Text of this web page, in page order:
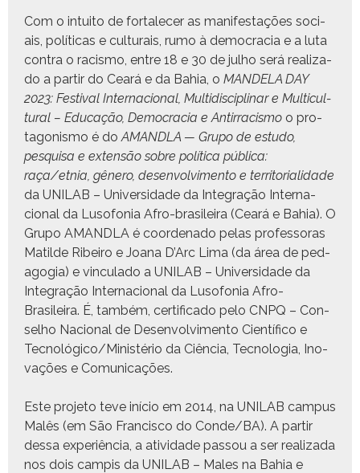
Com o intu­ito de for­t­ale­cer as man­i­fes­tações soci­
ais, políti­cas e cul­tur­ais, rumo à democ­ra­cia e a luta
con­tra o racis­mo, entre 18 e 30 de jul­ho será real­iza­
do a par­tir do Ceará e da Bahia, o MANDELA DAY
2023: Fes­ti­val Inter­na­cional, Mul­ti­dis­ci­pli­nar e Mul­ti­cul­
tur­al – Edu­cação, Democ­ra­cia e Antir­racis­mo o pro­
tag­o­nis­mo é do AMANDLA — Grupo de estu­do,
pesquisa e exten­são sobre políti­ca públi­ca:
raça/etnia, gênero, desen­volvi­men­to e ter­ri­to­ri­al­i­dade
da UNILAB – Uni­ver­si­dade da Inte­gração Inter­na­
cional da Luso­fo­nia Afro-brasileira (Ceará e Bahia). O
Grupo AMANDLA é coor­de­na­do pelas pro­fes­so­ras
Matilde Ribeiro e Joana D’Arc Lima (da área de ped­
a­gogia) e vin­cu­la­do a UNILAB – Uni­ver­si­dade da
Inte­gração Inter­na­cional da Luso­fo­nia Afro-
Brasileira. É, tam­bém, cer­ti­fi­ca­do pelo CNPQ – Con­
sel­ho Nacional de Desen­volvi­men­to Cien­tí­fi­co e
Tecnológico/Ministério da Ciên­cia, Tec­nolo­gia, Ino­
vações e Comu­ni­cações.
Este pro­je­to teve iní­cio em 2014, na UNILAB cam­pus
Malês (em São Fran­cis­co do Conde/BA). A par­tir
dessa exper­iên­cia, a ativi­dade pas­sou a ser real­iza­da
nos dois camp­is da UNILAB – Males na Bahia e